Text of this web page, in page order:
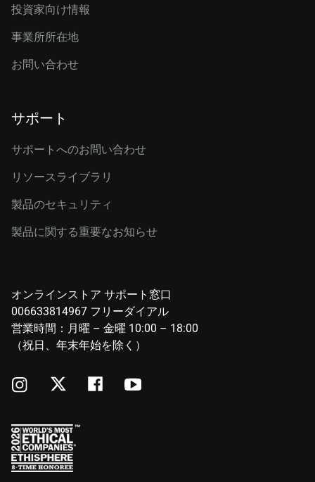
投資家向け情報
事業所所在地
お問い合わせ
サポート
サポートへのお問い合わせ
リソースライブラリ
製品のセキュリティ
製品に関する重要なお知らせ
オンラインストア サポート窓口
006633814967 フリーダイアル
営業時間：月曜 – 金曜 10:00 – 18:00
（祝日、年末年始を除く）